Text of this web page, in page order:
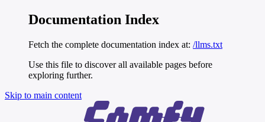
Documentation Index
Fetch the complete documentation index at: /llms.txt
Use this file to discover all available pages before
exploring further.
Skip to main content